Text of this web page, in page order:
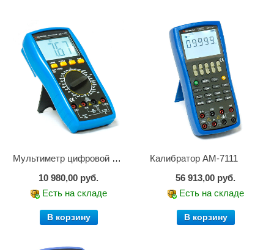
Мультиметр цифровой АМ-1083
10 980,00 руб.
Есть на складе
В корзину
Калибратор АМ-7111
56 913,00 руб.
Есть на складе
В корзину